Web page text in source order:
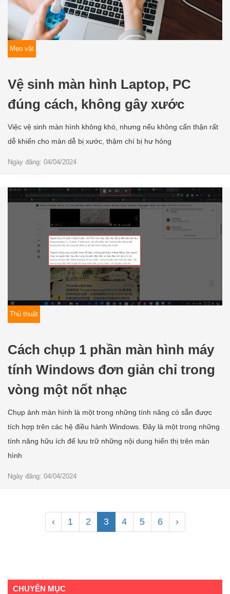
Mẹo vặt
Vệ sinh màn hình Laptop, PC
đúng cách, không gây xước
Việc vệ sinh màn hình không khó, nhưng nếu không cẩn thận rất
dễ khiến cho màn dễ bị xước, thậm chí bị hư hỏng
Ngày đăng: 04/04/2024
Thủ thuật
Cách chụp 1 phần màn hình máy
tính Windows đơn giản chỉ trong
vòng một nốt nhạc
Chụp ảnh màn hình là một trong những tính năng có sẵn được
tích hợp trên các hệ điều hành Windows. Đây là một trong những
tính năng hữu ích để lưu trữ những nội dung hiển thị trên màn
hình
Ngày đăng: 04/04/2024
‹ 1 2 3 4 5 6 ›
CHUYÊN MỤC